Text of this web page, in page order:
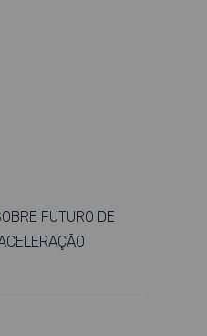
FUTURO DE